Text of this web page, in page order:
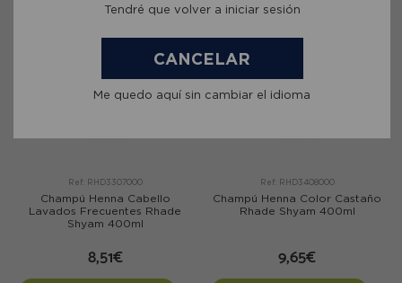
Ref: RHD3307000
Champú Henna Cabello
Lavados Frecuentes Rhade
Shyam 400ml
8,51€
Ref: RHD3408000
Champú Henna Color Castaño
Rhade Shyam 400ml
9,65€
Tendré que volver a iniciar sesión
CANCELAR
Me quedo aquí sin cambiar el idioma